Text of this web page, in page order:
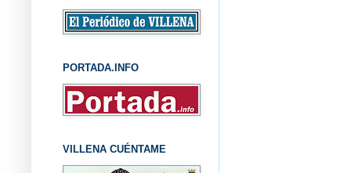
PORTADA.INFO
VILLENA CUÉNTAME